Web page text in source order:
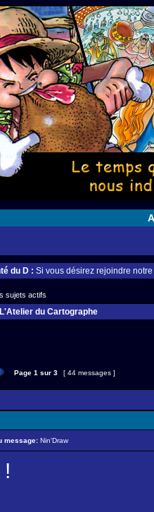
du D : Si vous désirez rejoindre
sujets actifs
L'Atelier du Cartographe
Page 1 sur 3 [ 44 messages ]
message: Nin'Draw